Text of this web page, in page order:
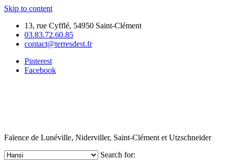
Skip to content
13, rue Cyfflé, 54950 Saint-Clément
03.83.72.60.85
contact@terresdest.fr
Pinterest
Facebook
Faïence de Lunéville, Niderviller, Saint-Clément et Utzschneider
Search for: